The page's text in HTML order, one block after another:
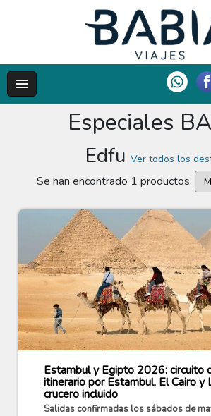
Especiales
Edfu Ver todos los
Se han encontrado 1 productos.
Estambul y Egipto 2026: circuito
itinerario por Estambul, El Cairo y
crucero incluido
Salidas confirmadas los sábados de